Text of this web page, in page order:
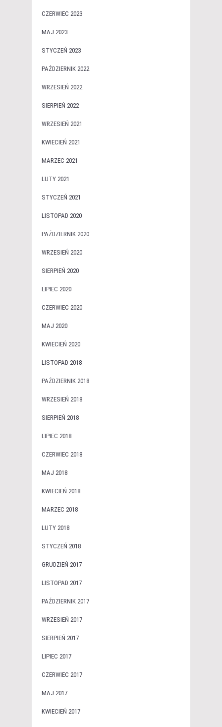
CZERWIEC 2023
MAJ 2023
STYCZEŃ 2023
PAŹDZIERNIK 2022
WRZESIEŃ 2022
SIERPIEŃ 2022
WRZESIEŃ 2021
KWIECIEŃ 2021
MARZEC 2021
LUTY 2021
STYCZEŃ 2021
LISTOPAD 2020
PAŹDZIERNIK 2020
WRZESIEŃ 2020
SIERPIEŃ 2020
LIPIEC 2020
CZERWIEC 2020
MAJ 2020
KWIECIEŃ 2020
LISTOPAD 2018
PAŹDZIERNIK 2018
WRZESIEŃ 2018
SIERPIEŃ 2018
LIPIEC 2018
CZERWIEC 2018
MAJ 2018
KWIECIEŃ 2018
MARZEC 2018
LUTY 2018
STYCZEŃ 2018
GRUDZIEŃ 2017
LISTOPAD 2017
PAŹDZIERNIK 2017
WRZESIEŃ 2017
SIERPIEŃ 2017
LIPIEC 2017
CZERWIEC 2017
MAJ 2017
KWIECIEŃ 2017